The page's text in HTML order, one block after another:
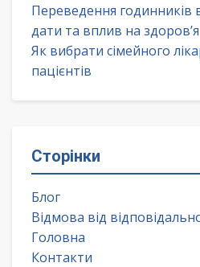
Переведення годинників
дати та вплив на здоров’я
Як вибрати сімейного
пацієнтів
Сторінки
Блог
Відмова від
Головна
Контакти